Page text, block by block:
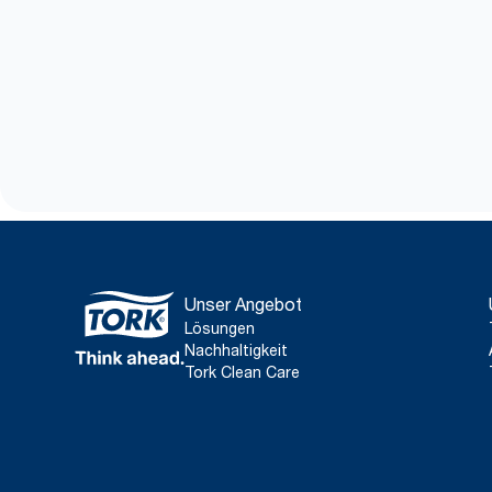
Unser Angebot
Lösungen
Nachhaltigkeit
Tork Clean Care